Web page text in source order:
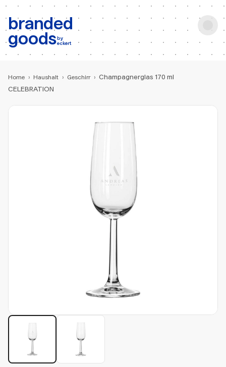
branded
goodsby
eckert
b: Produktsuche
Home › Haushalt › Geschirr › Champagnerglas 170 ml
CELEBRATION